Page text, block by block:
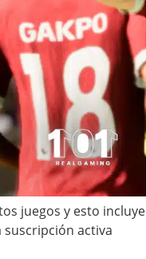
juegos y esto incluye
suscripción activa